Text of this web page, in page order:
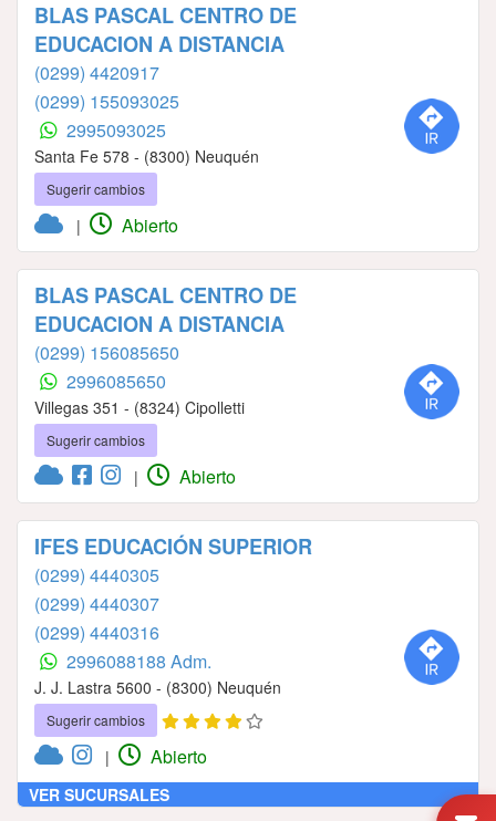
BLAS PASCAL CENTRO DE
EDUCACION A DISTANCIA
(0299) 4420917
(0299) 155093025
2995093025
Santa Fe 578 - (8300) Neuquén
Sugerir cambios
| Abierto
BLAS PASCAL CENTRO DE
EDUCACION A DISTANCIA
(0299) 156085650
2996085650
Villegas 351 - (8324) Cipolletti
Sugerir cambios
| Abierto
IFES EDUCACIÓN SUPERIOR
(0299) 4440305
(0299) 4440307
(0299) 4440316
2996088188 Adm.
J. J. Lastra 5600 - (8300) Neuquén
Sugerir cambios
| Abierto
VER SUCURSALES